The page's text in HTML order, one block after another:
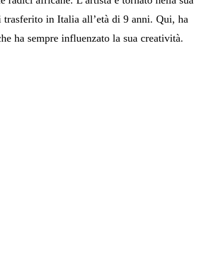
trasferito in Italia all’età di 9 anni. Qui, ha
ha sempre influenzato la sua creatività.